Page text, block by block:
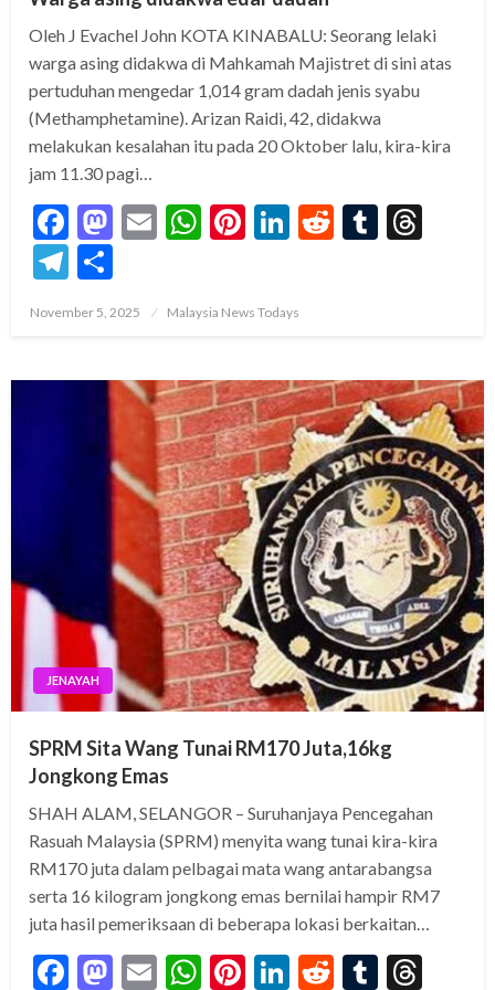
Oleh J Evachel John KOTA KINABALU: Seorang lelaki
warga asing didakwa di Mahkamah Majistret di sini atas
pertuduhan mengedar 1,014 gram dadah jenis syabu
(Methamphetamine). Arizan Raidi, 42, didakwa
melakukan kesalahan itu pada 20 Oktober lalu, kira-kira
jam 11.30 pagi…
Facebook
Mastodon
EmailWhatsApp
Pinterest
LinkedIn
RedditTumblr
Telegram
Posted
November 5, 2025 Malaysia News Todays
JENAYAH
SPRM Sita Wang Tunai RM170 Juta,16kg
Jongkong Emas
SHAH ALAM, SELANGOR – Suruhanjaya Pencegahan
Rasuah Malaysia (SPRM) menyita wang tunai kira-kira
RM170 juta dalam pelbagai mata wang antarabangsa
serta 16 kilogram jongkong emas bernilai hampir RM7
juta hasil pemeriksaan di beberapa lokasi berkaitan…
Facebook
Mastodon
EmailWhatsApp
Pinterest
LinkedIn
RedditTumblr